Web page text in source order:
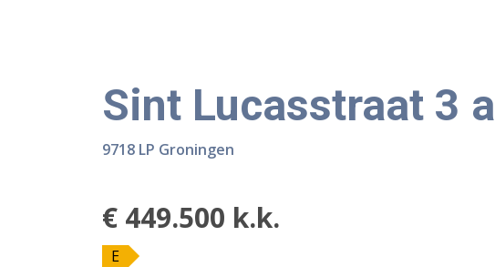
Sint Lucasstraat 3 a
9718 LP Groningen
€ 449.500 k.k.
E